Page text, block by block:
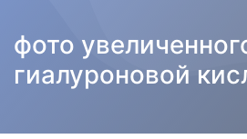
фото
гиалуроновой